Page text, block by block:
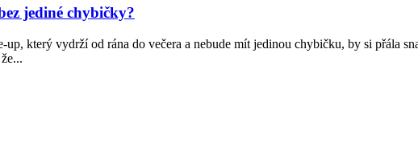
jediné chybičky?
který vydrží od rána do večera a nebude mít jedinou chybičku, by si přála